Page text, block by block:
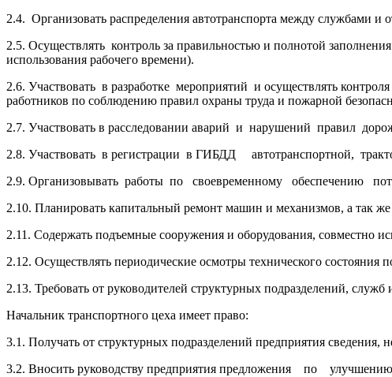
2.4. Организовать распределения автотранспорта между службами
2.5. Осуществлять контроль за правильностью и полнотой
использования рабочего времени).
2.6. Участвовать в разработке мероприятий и осуществлять
работников по соблюдению правил охраны труда и пожарной
2.7. Участвовать в расследовании аварий и нарушений правил
2.8. Участвовать в регистрации в ГИБДД автотранспортной,
2.9. Организовывать работы по своевременному обеспечению
2.10. Планировать капитальный ремонт машин и механизмов, а так
2.11. Содержать подъемные сооружения и оборудования, совместно
2.12. Осуществлять периодические осмотры технического
2.13. Требовать от руководителей структурных подразделений,
Начальник транспортного цеха имеет право:
3.1. Получать от структурных подразделений предприятия сведения,
3.2. Вносить руководству предприятия предложения по